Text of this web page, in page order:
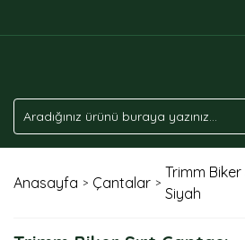
Anasayfa Çantalar
Trimm Biker
Siyah